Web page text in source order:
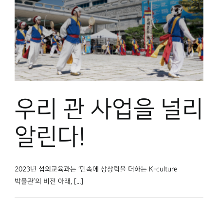
우리 관 사업을 널리
알린다!
2023년 섭외교육과는 ‘민속에 상상력을 더하는 K-culture
박물관’의 비전 아래, [...]